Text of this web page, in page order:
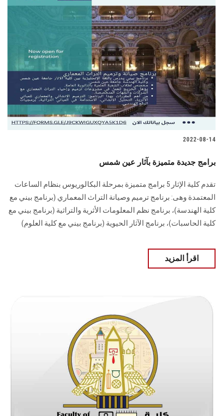
2022-08-14
برامج جديدة متميزة بآثار عين شمس
تقدم كلية الإثار 5 برامج متميزة بمرحلة البكالوريوس بنظام الساعات
المعتمدة وهى: برنامج ترميم وصيانة التراث المعماري (برنامج بيني مع
كلية الهندسة)، برنامج نظم المعلومات الأثرية والتراثية (برنامج بيني مع
كلية الحاسبات)، برنامج الآثار الحيوية (برنامج بيني مع كلية العلوم)
اقرأ المزيد